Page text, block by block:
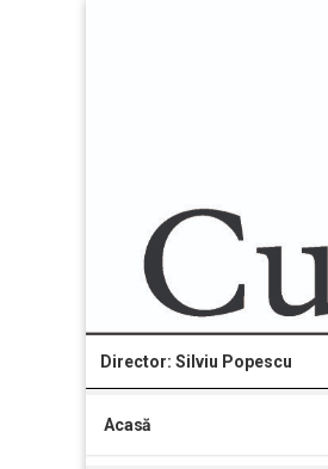
Director: Silviu Popescu
Acasă